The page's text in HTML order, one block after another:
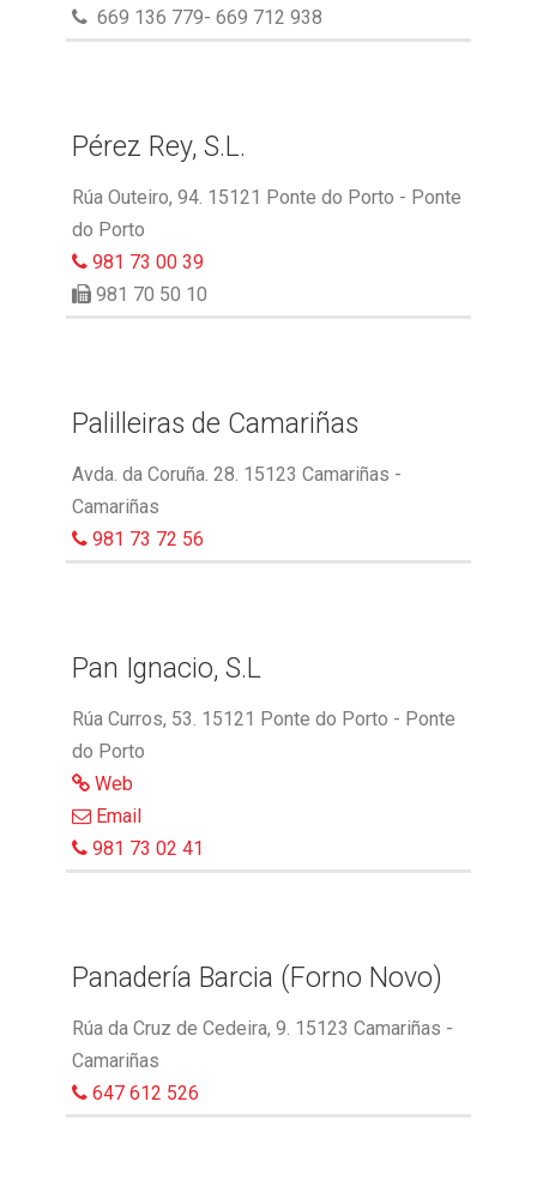
669 136 779- 669 712 938
Pérez Rey, S.L.
Rúa Outeiro, 94. 15121 Ponte do Porto - Ponte
do Porto
981 73 00 39
981 70 50 10
Palilleiras de Camariñas
Avda. da Coruña. 28. 15123 Camariñas -
Camariñas
981 73 72 56
Pan Ignacio, S.L
Rúa Curros, 53. 15121 Ponte do Porto - Ponte
do Porto
Web
Email
981 73 02 41
Panadería Barcia (Forno Novo)
Rúa da Cruz de Cedeira, 9. 15123 Camariñas -
Camariñas
647 612 526